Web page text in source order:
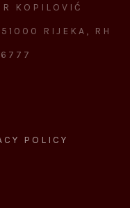
KOPILOVIĆ
51000 RIJEKA, RH
POLICY